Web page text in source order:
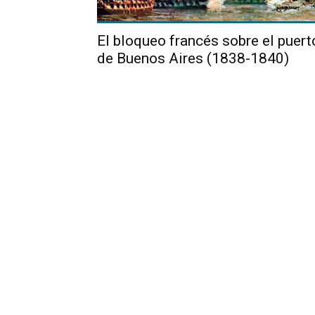
El bloqueo francés sobre el
de Buenos Aires (1838-1840)